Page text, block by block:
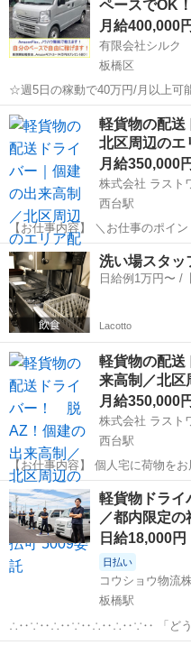
近くにトラックを駐車して荷...
ペースでOK
月給400,000円
有限会社シルク
板橋区
☆週5日の稼動で40万円/月以上
働、休日の稼動で20万円/月以上
スタイルでの働き方を【Amazon Flex
主とし...
東京 板橋区 配送
軽貨物の配送
北区周辺のエ
月給350,000円
株式会社 ラスト
西台駅
【お仕事内容】 ＼お仕事のポイ
し ・エリア固定 → ルート構築し
回せる ・無駄な横持ち・長距離な
宅向けの軽貨物...
東京 板橋区 西台駅
洗い場スタッ
日給例1万円〜 /
Lacotto
軽貨物の配
来高制／北
月給350,000円
株式会社 ラスト
西台駅
【お仕事内容】 個人宅に荷物を
です。 ＜具体的な仕事内容＞ ●担当エリア内での荷物の配達・集荷 ●
軽バンでのエリア配送 （ナビ・
し、受取確認（サインまた...
東京 板橋区 西台駅 配
軽貨物ドライ
／都内限定の
日給18,000円
日払い
コウショウ物流
板橋駅
∴‥∵‥∴‥∵‥∴‥∴‥∵‥ 「どうせ業務委託なんて…」 そんな風に